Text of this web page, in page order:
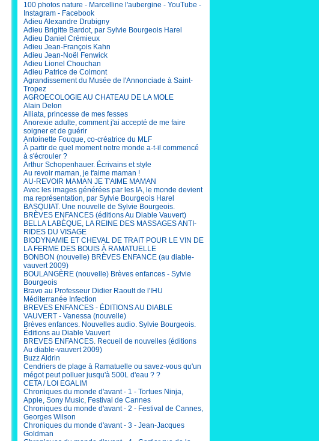
100 photos nature - Marcelline l'aubergine - YouTube -
Instagram - Facebook
Adieu Alexandre Drubigny
Adieu Brigitte Bardot, par Sylvie Bourgeois Harel
Adieu Daniel Crémieux
Adieu Jean-François Kahn
Adieu Jean-Noël Fenwick
Adieu Lionel Chouchan
Adieu Patrice de Colmont
Agrandissement du Musée de l'Annonciade à Saint-
Tropez
AGROECOLOGIE AU CHATEAU DE LA MOLE
Alain Delon
Alliata, princesse de mes fesses
Anorexie adulte, comment j'ai accepté de me faire
soigner et de guérir
Antoinette Fouque, co-créatrice du MLF
À partir de quel moment notre monde a-t-il commencé
à s'écrouler ?
Arthur Schopenhauer. Écrivains et style
Au revoir maman, je t'aime maman !
AU-REVOIR MAMAN JE T'AIME MAMAN
Avec les images générées par les IA, le monde devient
ma représentation, par Sylvie Bourgeois Harel
BASQUIAT. Une nouvelle de Sylvie Bourgeois.
BRÈVES ENFANCES (éditions Au Diable Vauvert)
BELLA LABÈQUE, LA REINE DES MASSAGES ANTI-
RIDES DU VISAGE
BIODYNAMIE ET CHEVAL DE TRAIT POUR LE VIN DE
LA FERME DES BOUIS À RAMATUELLE
BONBON (nouvelle) BRÈVES ENFANCE (au diable-
vauvert 2009)
BOULANGÈRE (nouvelle) Brèves enfances - Sylvie
Bourgeois
Bravo au Professeur Didier Raoult de l'IHU
Méditerranée Infection
BREVES ENFANCES - ÉDITIONS AU DIABLE
VAUVERT - Vanessa (nouvelle)
Brèves enfances. Nouvelles audio. Sylvie Bourgeois.
Éditions au Diable Vauvert
BREVES ENFANCES. Recueil de nouvelles (éditions
Au diable-vauvert 2009)
Buzz Aldrin
Cendriers de plage à Ramatuelle ou savez-vous qu'un
mégot peut polluer jusqu'à 500L d'eau ? ?
CETA / LOI EGALIM
Chroniques du monde d'avant - 1 - Tortues Ninja,
Apple, Sony Music, Festival de Cannes
Chroniques du monde d'avant - 2 - Festival de Cannes,
Georges Wilson
Chroniques du monde d'avant - 3 - Jean-Jacques
Goldman